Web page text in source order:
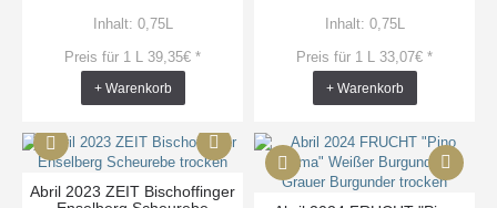
Inhalt: 0,75L
Preis für 1 L 39,35€ *
+ Warenkorb
Inhalt: 0,75L
Preis für 1 L 33,07€ *
+ Warenkorb
Abril 2023 ZEIT Bischoffinger